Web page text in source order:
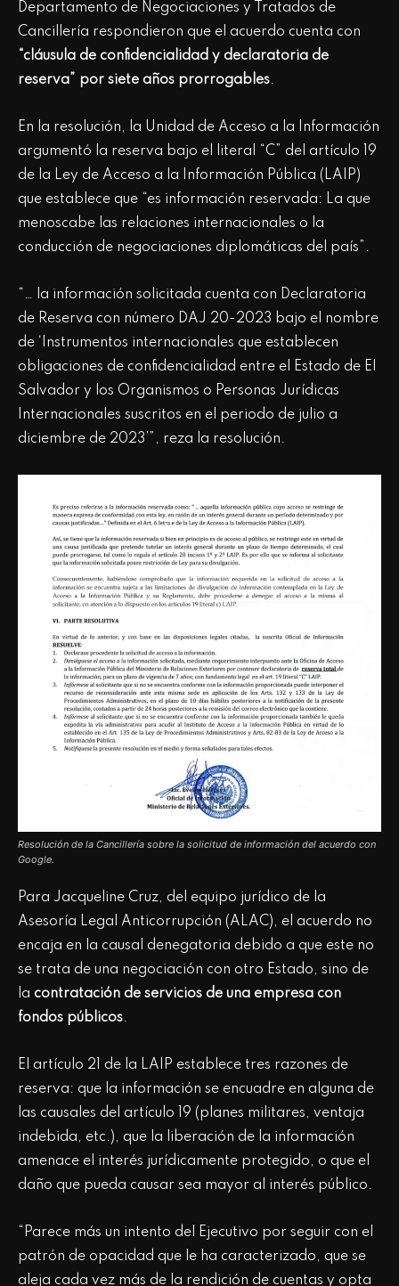
Departamento de Negociaciones y Tratados de
Cancillería respondieron que el acuerdo cuenta con
“cláusula de confidencialidad y declaratoria de
reserva” por siete años prorrogables.
En la resolución, la Unidad de Acceso a la Información
argumentó la reserva bajo el literal “C” del artículo 19
de la Ley de Acceso a la Información Pública (LAIP)
que establece que “es información reservada: La que
menoscabe las relaciones internacionales o la
conducción de negociaciones diplomáticas del país”.
“… la información solicitada cuenta con Declaratoria
de Reserva con número DAJ 20-2023 bajo el nombre
de ‘Instrumentos internacionales que establecen
obligaciones de confidencialidad entre el Estado de El
Salvador y los Organismos o Personas Jurídicas
Internacionales suscritos en el periodo de julio a
diciembre de 2023’”, reza la resolución.
Resolución de la Cancillería sobre la solicitud de información del acuerdo con
Google.
Para Jacqueline Cruz, del equipo jurídico de la
Asesoría Legal Anticorrupción (ALAC), el acuerdo no
encaja en la causal denegatoria debido a que este no
se trata de una negociación con otro Estado, sino de
la contratación de servicios de una empresa con
fondos públicos.
El artículo 21 de la LAIP establece tres razones de
reserva: que la información se encuadre en alguna de
las causales del artículo 19 (planes militares, ventaja
indebida, etc.), que la liberación de la información
amenace el interés jurídicamente protegido, o que el
daño que pueda causar sea mayor al interés público.
“Parece más un intento del Ejecutivo por seguir con el
patrón de opacidad que le ha caracterizado, que se
aleja cada vez más de la rendición de cuentas y opta